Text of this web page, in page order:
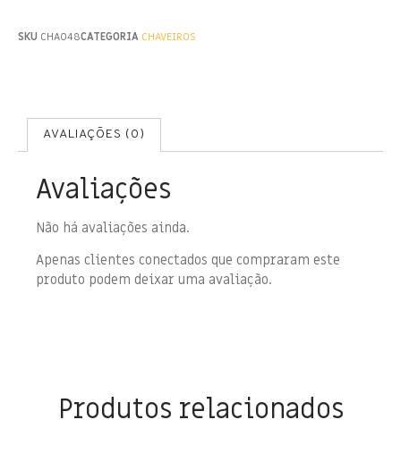
SKU CHA048CATEGORIA CHAVEIROS
AVALIAÇÕES (0)
Avaliações
Não há avaliações ainda.
Apenas clientes conectados que compraram este
produto podem deixar uma avaliação.
Produtos relacionados